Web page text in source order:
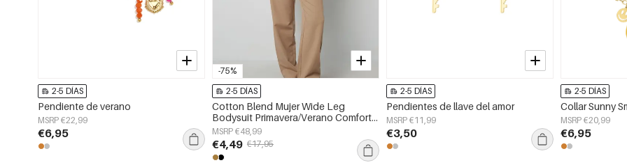
2-5 DÍAS
Pendiente de verano
MSRP €22,99
€6,95
-75%
2-5 DÍAS
Cotton Blend Mujer Wide Leg
Bodysuit Primavera/Verano Comfort
Fit
MSRP €48,99
€4,49 €17,95
2-5 DÍAS
Pendientes de llave del amor
MSRP €11,99
€3,50
2-5 DÍAS
Collar Sunny
MSRP €20,99
€6,95